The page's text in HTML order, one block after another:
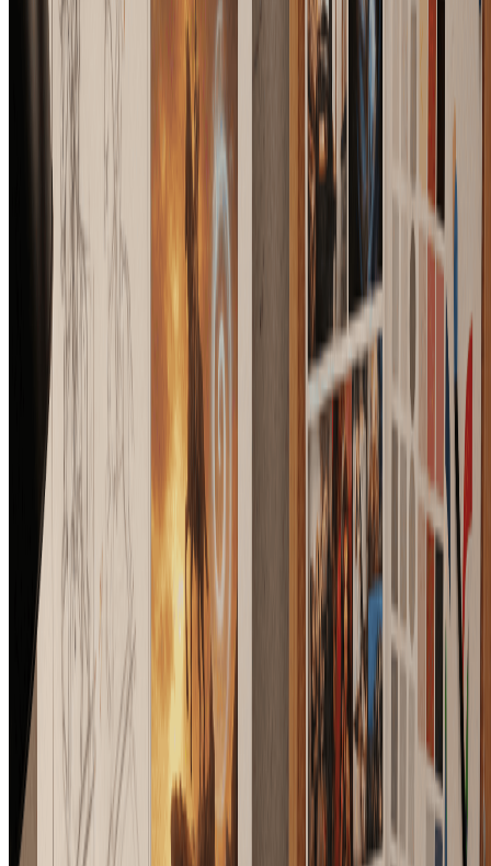
可以不用预设，直接写自定义提示词吗？
可以。你可以在自定义模式中说明最终图片内容、需要保留的
区域和需要优化的细节。预设适合快速开始，自定义提示词适
合进一步控制主体、风格、材质和光线。
AI布局控制图片生成器可以免费试用吗？
注册后可以使用免费积分开始体验。你可以测试不同预设、比
较生成结果，并在进入更大规模制作前优化自己的构图提示
试用AI布局控制图片生成器
More Tools
Explore more AI-powered image tools to enhance your creative
workflow